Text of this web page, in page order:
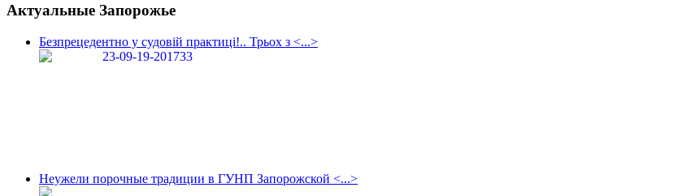
Актуальные Запорожье
Безпрецедентно у судовій практиці!.. Трьох з <...>
Неужели порочные традиции в ГУНП Запорожской <...>